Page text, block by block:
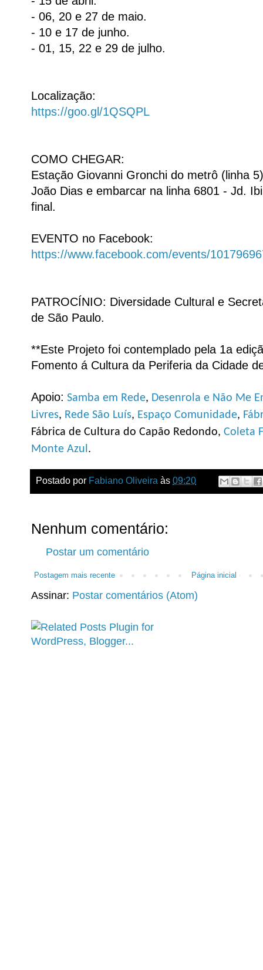
- 06, 20 e 27 de maio.
- 10 e 17 de junho.
- 01, 15, 22 e 29 de julho.
Localização:
https://goo.gl/1QSQPL
COMO CHEGAR:
Estação Giovanni Gronchi do metrô (linha
João Dias e embarcar na linha 6801 - Jd.
final.
EVENTO no Facebook:
https://www.facebook.com/events/
PATROCÍNIO: Diversidade Cultural e
de São Paulo.
**Este Projeto foi contemplado pela 1a
Fomento á Cultura da Periferia da Cidade
Apoio: Samba em Rede, Desenrola e Não Me
Livres, Rede São Luís, Espaço Comunidade,
Fábrica de Cultura do Capão Redondo, Coleta
Monte Azul.
Postado por Fabiano Oliveira às 09:20
Nenhum comentário:
Postar um comentário
Postagem mais recente Página inicial
Assinar: Postar comentários (Atom)